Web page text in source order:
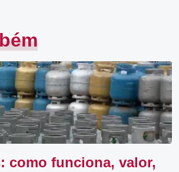
como funciona, valor,